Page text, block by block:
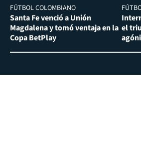
FÚTBOL COLOMBIANO
Santa Fe venció a Unión
Magdalena y tomó ventaja en la
Copa BetPlay
el